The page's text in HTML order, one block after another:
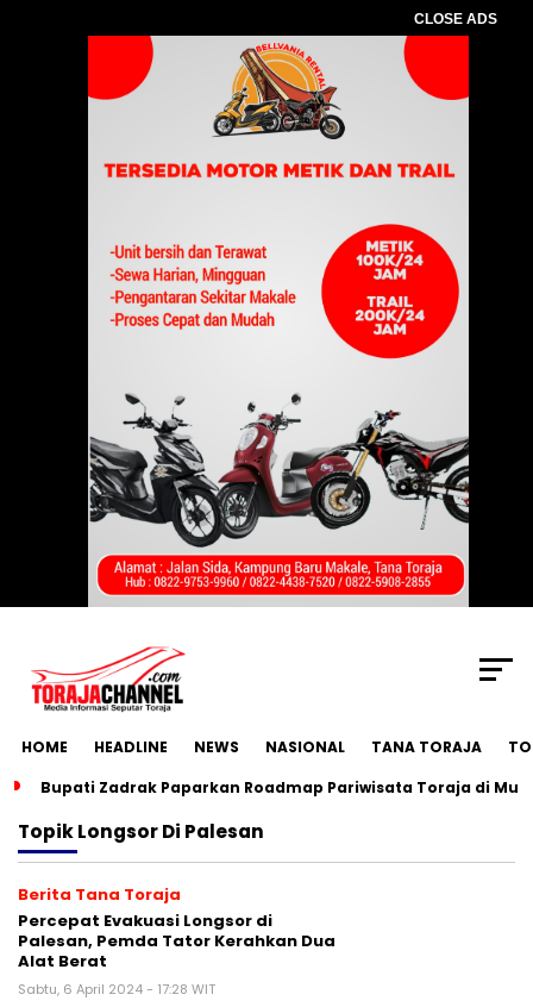
CLOSE ADS
HOME HEADLINE NEWS NASIONAL TANA TORAJA
Bupati Zadrak Paparkan Roadmap Pariwisata Toraja di
TopikLongsor Di Palesan
Berita Tana Toraja
Percepat Evakuasi Longsor di
Palesan, Pemda Tator Kerahkan Dua
Alat Berat
Sabtu, 6 April 2024 - 17:28 WIT